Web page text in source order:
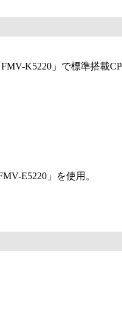
K5220」で標準搭載
E5220」を使用。